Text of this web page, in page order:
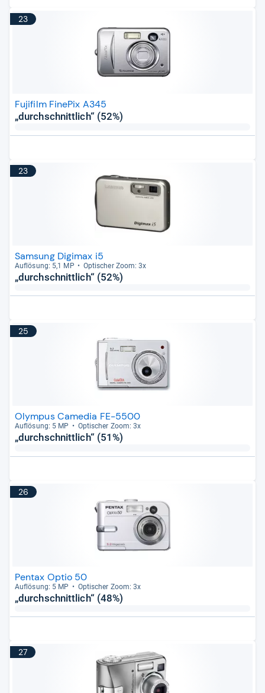
23
Fujifilm FinePix A345
„durchschnittlich“ (52%)
23
Samsung Digimax i5
Auf­lö­sung: 5,1 MP Opti­scher Zoom: 3x
„durchschnittlich“ (52%)
25
Olympus Camedia FE-5500
Auf­lö­sung: 5 MP Opti­scher Zoom: 3x
„durchschnittlich“ (51%)
26
Pentax Optio 50
Auf­lö­sung: 5 MP Opti­scher Zoom: 3x
„durchschnittlich“ (48%)
27